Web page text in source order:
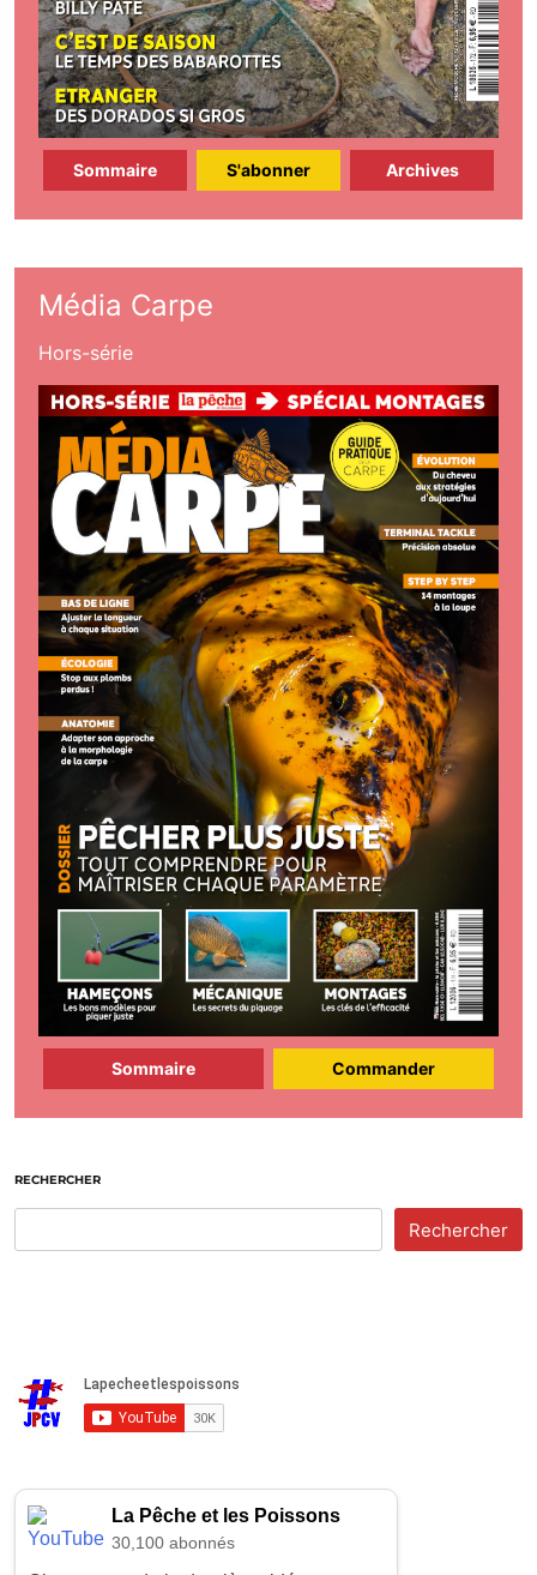
Sommaire S'abonner Archives
Média Carpe
Hors-série
Sommaire Commander
RECHERCHER
Rechercher
La Pêche et les Poissons
30,100 abonnés